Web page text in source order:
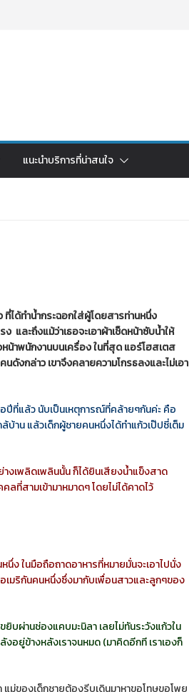
แนะนำบริการที่น่าสนใจ
ที่ได้ทำน้ำกระฉอกใส่ผู้โดยสารท่านหนึ่ง
และถึงแม้ว่าเธอจะเอาผ้าเช็ดหน้าซับน้ำให้
าพนักงานบนเครื่อง ในที่สุด แอร์โฮสเตส
ดังกล่าว เขาจึงคลายความโกรธลงและไม่เอา
ปีที่แล้ว นับเป็นเหตุการณ์ที่คล้ายๆกันค่ะ คือ
บ้าน แล้วเด็กผู้ชายคนหนึ่งได้ทำแก้วเป๊ปซี่เต็ม
งเพลิดเพลินนั้น ก็ได้ยินเสียงน้ำแข็งสาด
ที่สามเข้ามาหมาดๆ โดยไม่ได้คาดไว้
ง ในมือถือถาดอาหารที่หมายมั่นจะเอาไปนั่ง
เมริกันคนหนึ่งซึ่งมากับเพื่อนสาวและลูกๆของ
บผ่านช่องแคบมะนิลา เลยไม่ทันระวังแก้วใน
อยู่ข้างหลังเราจนหมด (มาคิดอีกที เราเองก็
ม่ของเด็กชายต้องรีบเดินมาหาขอโทษขอโพย